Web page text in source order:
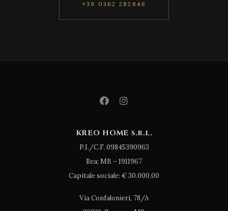
+39 0362 282846
KREO HOME s.r.l.
P.I./C.F. 09845390963
Rea: MB – 1911967
Capitale sociale: € 30.000,00
Via Confalonieri, 78/A